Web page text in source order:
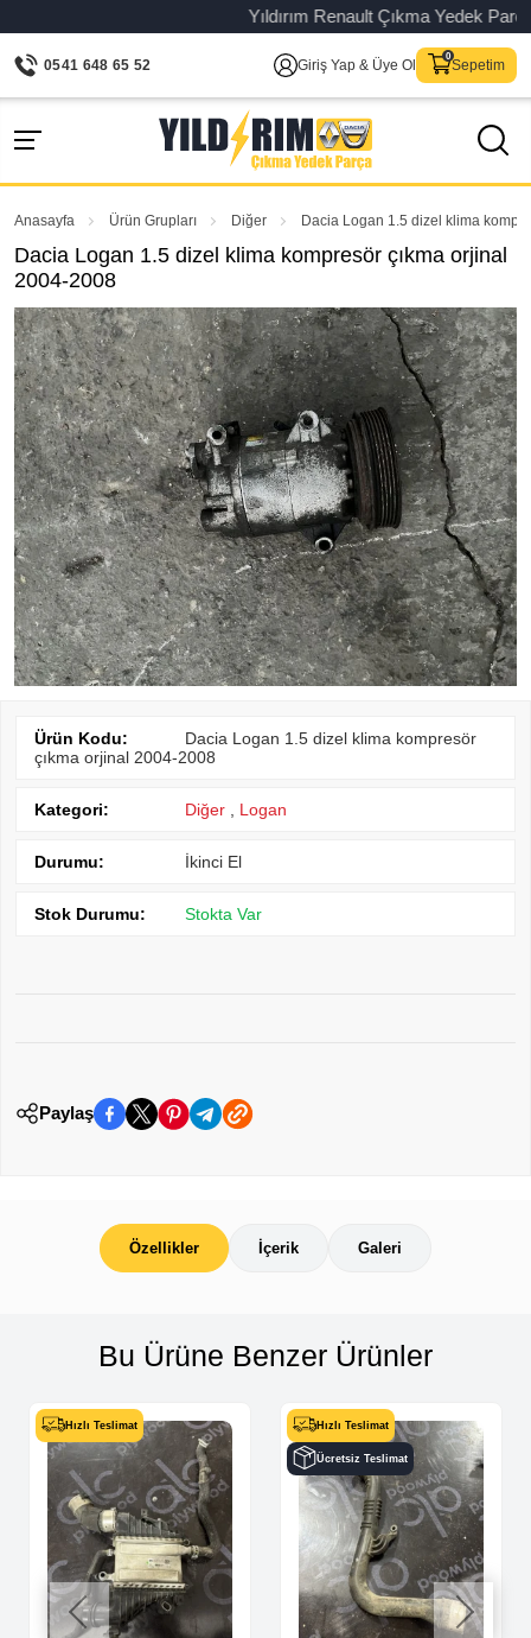
Yıldırım Renault Çıkma Yedek
0541 648 65 52 Giriş Yap & Üye Ol Sepetim
Anasayfa Ürün Grupları Diğer Dacia Logan 1.5 dizel klima
Dacia Logan 1.5 dizel klima kompresör çıkma orjinal
2004-2008
Ürün Kodu:
Dacia Logan 1.5 dizel klima kompresör
çıkma orjinal 2004-2008
Kategori: Diğer Logan
Durumu: İkinci El
Stok Durumu: Stokta Var
Paylaş
Özellikler İçerik Galeri
Bu Ürüne Benzer Ürünler
Hızlı Teslimat Hızlı Teslimat
Ücretsiz Teslimat